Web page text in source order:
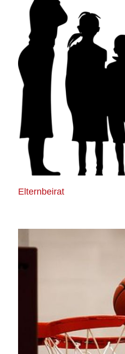
Elternbeirat